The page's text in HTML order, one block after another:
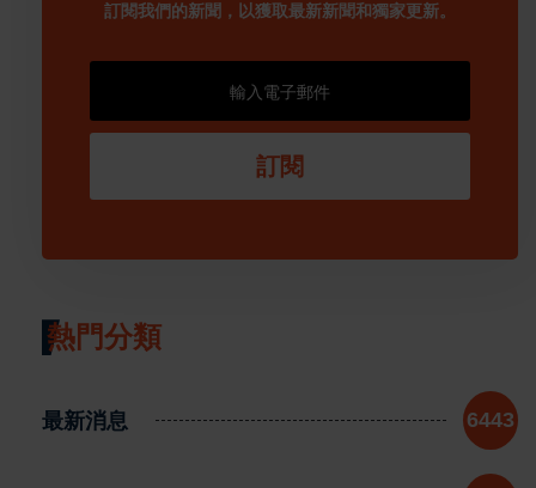
訂閱我們的新聞，以獲取最新新聞和獨家更新。
訂閱
熱門分類
最新消息 6443